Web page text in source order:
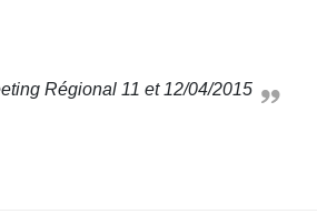
Régional 11 et 12/04/2015